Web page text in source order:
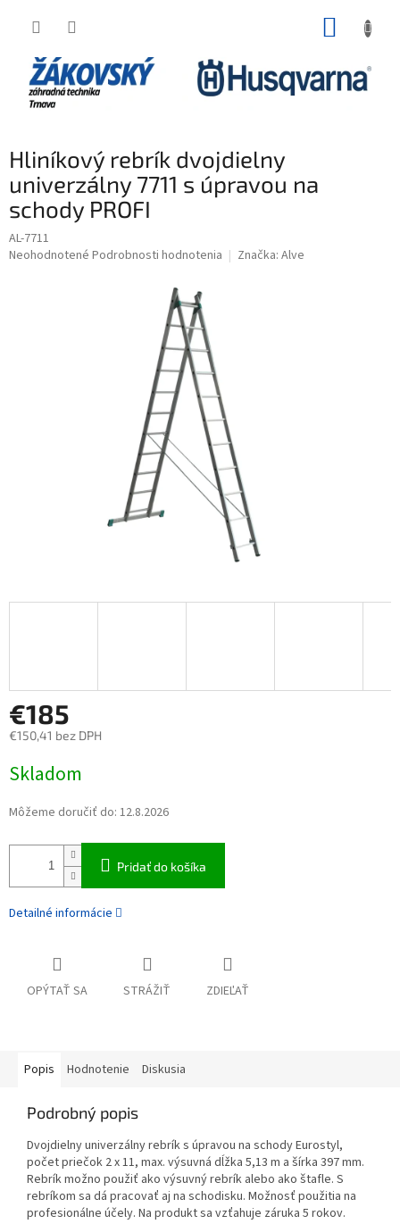
Hliníkový rebrík dvojdielny
univerzálny 7711 s úpravou na
schody PROFI
AL-7711
Priemerné hodnotenie produktu je 0,0 z 5 hviezdičiek.
Neohodnotené Podrobnosti hodnotenia Značka: Alve
€185
€150,41 bez DPH
Skladom
Môžeme doručiť do: 12.8.2026
Pridať do košíka
Detailné informácie
OPÝTAŤ SA STRÁŽIŤ ZDIEĽAŤ
Popis Hodnotenie Diskusia
Podrobný popis
Dvojdielny univerzálny rebrík s úpravou na schody Eurostyl,
počet priečok 2 x 11, max. výsuvná dĺžka 5,13 m a šírka 397 mm.
Rebrík možno použiť ako výsuvný rebrík alebo ako štafle. S
rebríkom sa dá pracovať aj na schodisku. Možnosť použitia na
profesionálne účely. Na produkt sa vzťahuje záruka 5 rokov.